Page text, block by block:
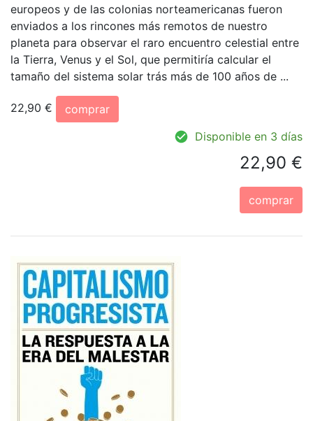
europeos y de las colonias norteamericanas fueron
enviados a los rincones más remotos de nuestro
planeta para observar el raro encuentro celestial entre
la Tierra, Venus y el Sol, que permitiría calcular el
tamaño del sistema solar trás más de 100 años de ...
22,90 €
comprar
Disponible en 3 días
22,90 €
comprar